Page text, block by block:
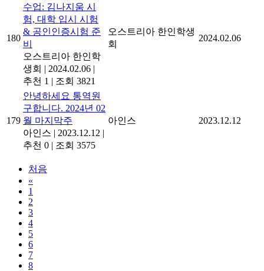
180
수업: 김나지움 시
험, 대학 입시 시험
& 공인인증시험 준
비
오스트리아 한인학
생회 | 2024.02.06 |
추천 1 | 조회 3821
오스트리아 한인학생
회
2024.02.06
179
안녕하세요 통역원
구합니다. 2024년 02
월 마지막주
아인스 | 2023.12.12 |
추천 0 | 조회 3575
아인스 2023.12.12
처음
«
1
2
3
4
5
6
7
8